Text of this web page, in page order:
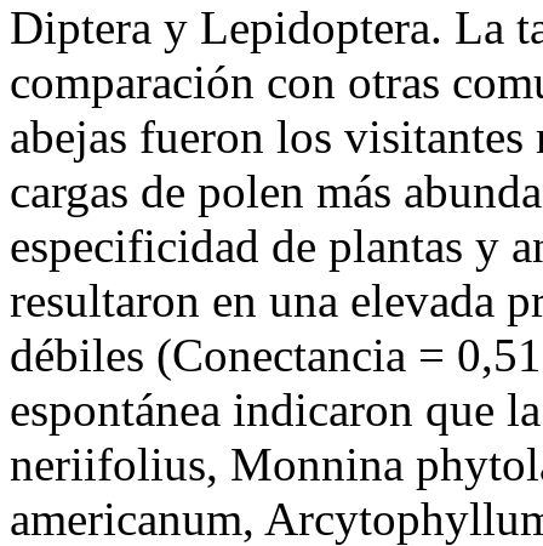
Diptera y Lepidoptera. La
comparación con otras
abejas fueron los visitantes
cargas de polen más
especificidad de plantas y
resultaron en una elevada
débiles (Conectancia =
espontánea indicaron que
neriifolius, Monnina
americanum,